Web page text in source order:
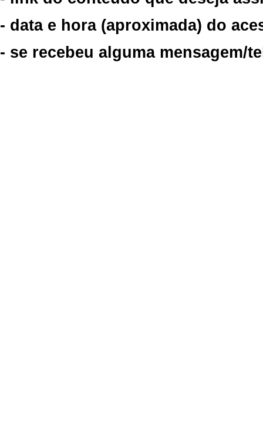
- data e hora (aproximada) do
- se recebeu alguma mensagem/